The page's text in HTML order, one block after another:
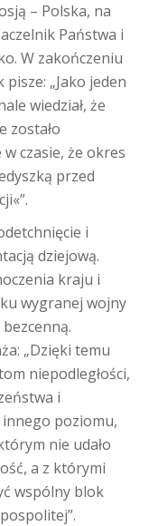
– Polska, na
Państwa i
W zakończeniu
„Jako jeden
wiedział, że
zostało
czasie, że okres
przed
i
dziejową.
kraju i
wygranej wojny
„Dzięki temu
niepodległości,
i
poziomu,
nie udało
a z którymi
wspólny blok